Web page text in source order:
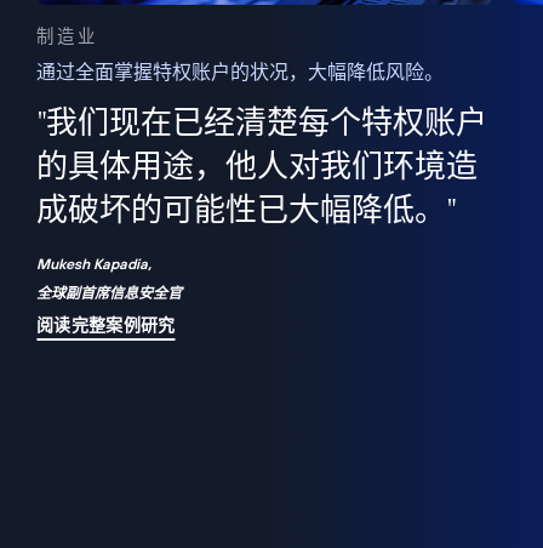
制造业
通过全面掌握特权账户的状况，大幅降低风险。
"我们现在已经清楚每个特权账户
的具体用途，他人对我们环境造
成破坏的可能性已大幅降低。"
Mukesh Kapadia,
全球副首席信息安全官
阅读完整案例研究